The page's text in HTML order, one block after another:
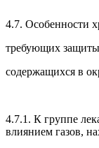
4.7. Особенности
требующих защиты
содержащихся в
4.7.1. К группе
влиянием газов,